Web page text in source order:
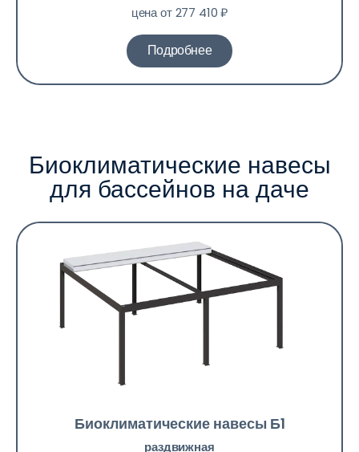
цена от 277 410 ₽
Подробнее
Биоклиматические навесы
для бассейнов на даче
Биоклиматические навесы Б1
раздвижная